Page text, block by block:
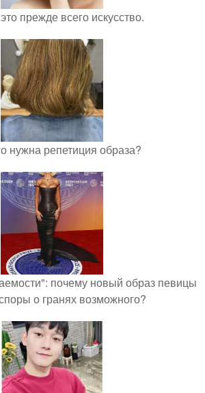
прежде всего искусство.
нужна репетиция образа?
почему новый образ певицы
о гранях возможного?